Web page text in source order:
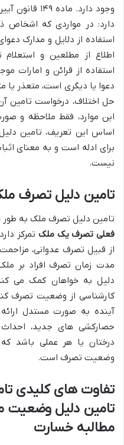
وجود دارد.
دارد: در مواردی که اشخاص
استفاده از دلایل و مدارک
اطلاع از مطلعین و استعلام
استفاده از قرائن و امارات
دعوا یا دیگری است، متعذر یا
حل اختلاف، درخواست تامین
این موارد، فقط ملاحظه و
اساس این تعریف، تامین
برای ادله است و به معنای
نیست.
تامین دلیل تصرف
تامین دلیل تصرف ملک به
فعلی تصرف یک ملک تمرکز
از قبیل تصرف عدوانی،
مدت زمان تصرف افراد بر
دلیل به خواهان کمک می
کارشناسی از وضعیت تصرف
آینده به صورت مستدل
حصارکشی های جدید،
درختان یا هر عملی باشد
وضعیت تصرف است.
تفاوت های کلیدی
تامین دلیل وضعیت
مطالبه خسارت